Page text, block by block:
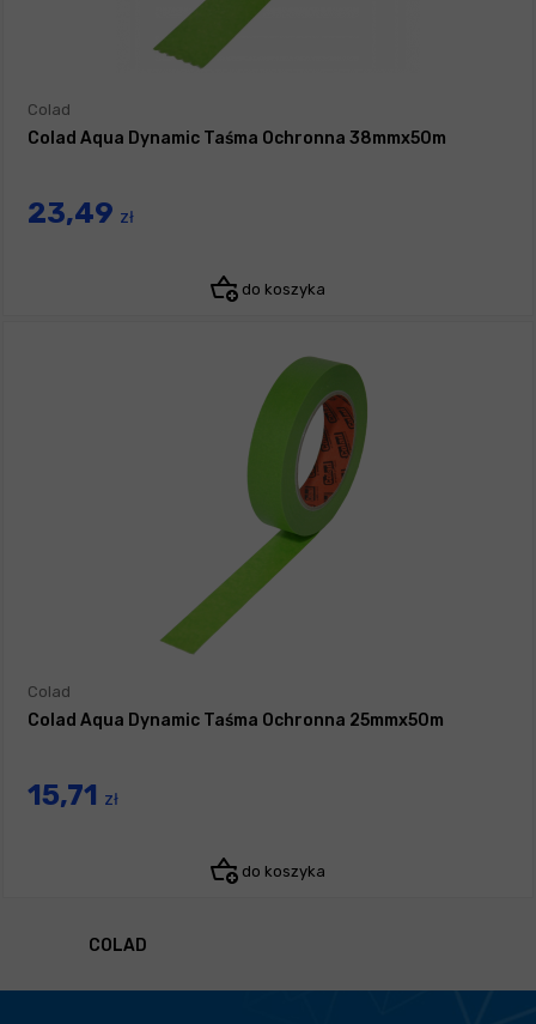
Colad
Colad Aqua Dynamic Taśma Ochronna 38mmx50m
23,49 zł
do koszyka
Colad
Colad Aqua Dynamic Taśma Ochronna 25mmx50m
15,71 zł
do koszyka
COLAD